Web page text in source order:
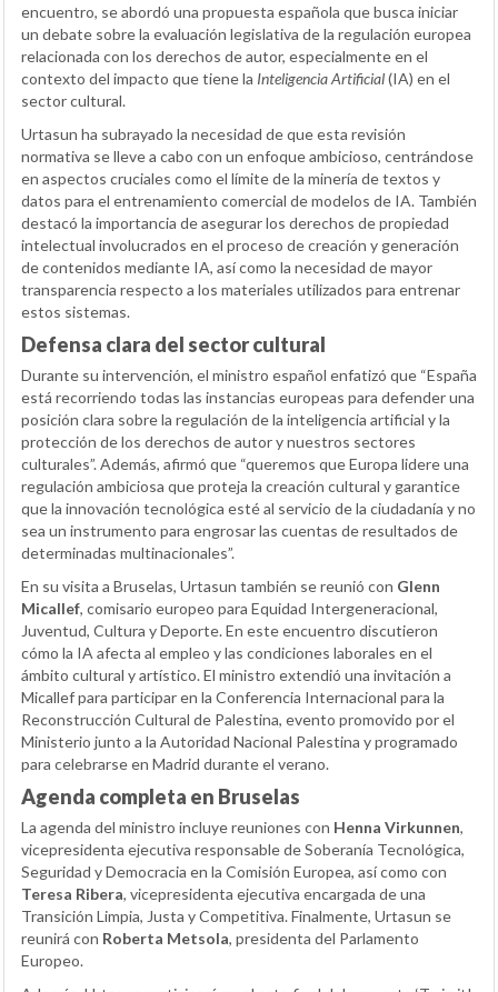
encuentro, se abordó una propuesta española que busca iniciar
un debate sobre la evaluación legislativa de la regulación europea
relacionada con los derechos de autor, especialmente en el
contexto del impacto que tiene la Inteligencia Artificial(IA) en el
sector cultural.
Urtasun ha subrayado la necesidad de que esta revisión
normativa se lleve a cabo con un enfoque ambicioso, centrándose
en aspectos cruciales como el límite de la minería de textos y
datos para el entrenamiento comercial de modelos de IA. También
destacó la importancia de asegurar los derechos de propiedad
intelectual involucrados en el proceso de creación y generación
de contenidos mediante IA, así como la necesidad de mayor
transparencia respecto a los materiales utilizados para entrenar
estos sistemas.
Defensa clara del sector cultural
Durante su intervención, el ministro español enfatizó que “España
está recorriendo todas las instancias europeas para defender una
posición clara sobre la regulación de la inteligencia artificial y la
protección de los derechos de autor y nuestros sectores
culturales”. Además, afirmó que “queremos que Europa lidere una
regulación ambiciosa que proteja la creación cultural y garantice
que la innovación tecnológica esté al servicio de la ciudadanía y no
sea un instrumento para engrosar las cuentas de resultados de
determinadas multinacionales”.
En su visita a Bruselas, Urtasun también se reunió con Glenn
Micallef, comisario europeo para Equidad Intergeneracional,
Juventud, Cultura y Deporte. En este encuentro discutieron
cómo la IA afecta al empleo y las condiciones laborales en el
ámbito cultural y artístico. El ministro extendió una invitación a
Micallef para participar en la Conferencia Internacional para la
Reconstrucción Cultural de Palestina, evento promovido por el
Ministerio junto a la Autoridad Nacional Palestina y programado
para celebrarse en Madrid durante el verano.
Agenda completa en Bruselas
La agenda del ministro incluye reuniones con Henna Virkunnen,
vicepresidenta ejecutiva responsable de Soberanía Tecnológica,
Seguridad y Democracia en la Comisión Europea, así como con
Teresa Ribera, vicepresidenta ejecutiva encargada de una
Transición Limpia, Justa y Competitiva. Finalmente, Urtasun se
reunirá con Roberta Metsola, presidenta del Parlamento
Europeo.